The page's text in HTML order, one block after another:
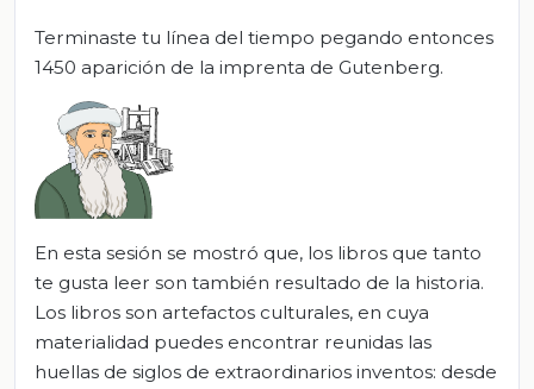
Terminaste tu línea del tiempo pegando entonces
1450 aparición de la imprenta de Gutenberg.
En esta sesión se mostró que, los libros que tanto
te gusta leer son también resultado de la historia.
Los libros son artefactos culturales, en cuya
materialidad puedes encontrar reunidas las
huellas de siglos de extraordinarios inventos: desde